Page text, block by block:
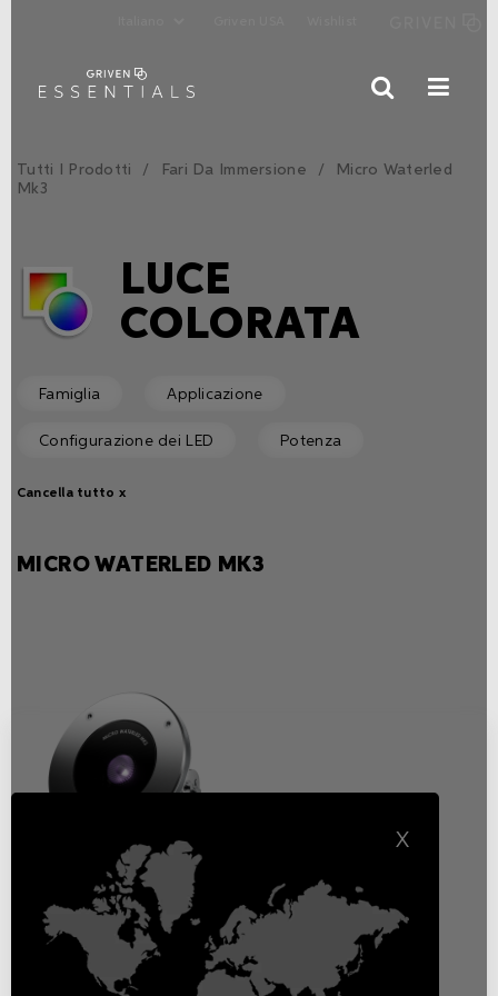
Tutti I Prodotti Fari Da Immersione
Micro Waterled
Mk3
LUCE
COLORATA
Famiglia Applicazione
Configurazione dei LED Potenza
Cancella tutto x
MICRO WATERLED MK3
Micro Waterled MK3
RGBW
Proiettore da immersione
Fari Da Immersione
X